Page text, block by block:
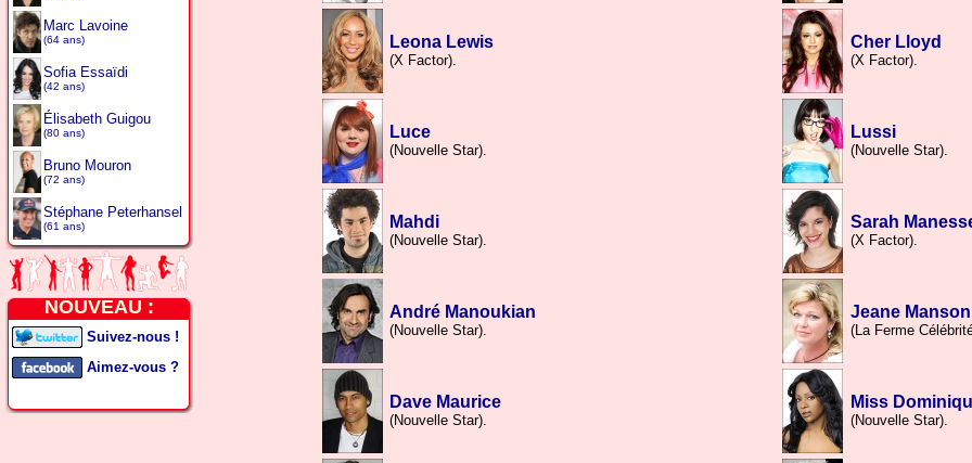
Marc Lavoine
(64 ans)
Sofia Essaïdi
(42 ans)
Élisabeth Guigou
(80 ans)
Bruno Mouron
(72 ans)
Stéphane Peterhansel
(61 ans)
NOUVEAU :
Suivez-nous !
Aimez-vous ?
Leona Lewis
(X Factor).
Cher Lloyd
(X Factor).
Luce
(Nouvelle Star).
Lussi
(Nouvelle Star).
Mahdi
(Nouvelle Star).
Sarah
(X Factor).
André Manoukian
(Nouvelle Star).
Jeane Manson
(La Ferme
Dave Maurice
(Nouvelle Star).
Miss
(Nouvelle Star).